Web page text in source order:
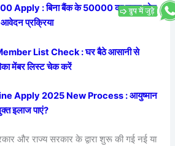
Apply : बिना बैंक के 50000 का मुद्रा लोन
प्रक्रिया
List Check : घर बैठे आसानी से
मेंबर लिस्ट चेक करें
Apply 2025 New Process : आयुष्मान
इलाज पाएं?
और राज्य सरकार के द्वारा शुरू की गई नई या